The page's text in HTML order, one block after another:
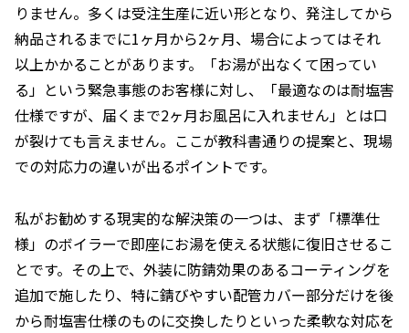
りません。多くは受注生産に近い形となり、発注してから
納品されるまでに1ヶ月から2ヶ月、場合によってはそれ
以上かかることがあります。「お湯が出なくて困ってい
る」という緊急事態のお客様に対し、「最適なのは耐塩害
仕様ですが、届くまで2ヶ月お風呂に入れません」とは口
が裂けても言えません。ここが教科書通りの提案と、現場
での対応力の違いが出るポイントです。
私がお勧めする現実的な解決策の一つは、まず「標準仕
様」のボイラーで即座にお湯を使える状態に復旧させるこ
とです。その上で、外装に防錆効果のあるコーティングを
追加で施したり、特に錆びやすい配管カバー部分だけを後
から耐塩害仕様のものに交換したりといった柔軟な対応を